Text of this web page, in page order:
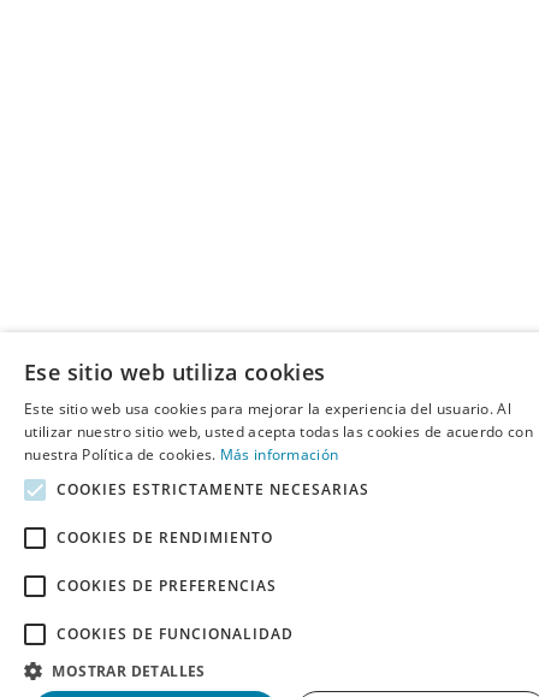
Ese sitio web utiliza cookies
Este sitio web usa cookies para mejorar la experiencia del usuario. Al
utilizar nuestro sitio web, usted acepta todas las cookies de acuerdo con
nuestra Política de cookies. Más información
COOKIES ESTRICTAMENTE NECESARIAS
COOKIES DE RENDIMIENTO
COOKIES DE PREFERENCIAS
COOKIES DE FUNCIONALIDAD
MOSTRAR DETALLES